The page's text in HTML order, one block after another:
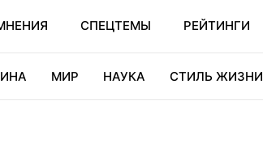
СПЕЦТЕМЫ РЕЙТИНГИ
МИР НАУКА СТИЛЬ ЖИЗНИ